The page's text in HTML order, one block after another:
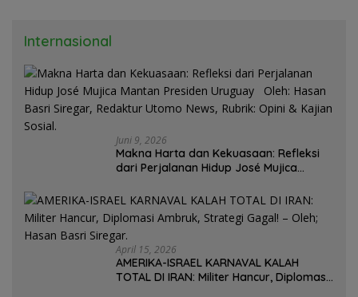
Internasional
Juni 9, 2026
Makna Harta dan Kekuasaan: Refleksi
dari Perjalanan Hidup José Mujica
Basri Siregar, Redaktur Utomo News,
Rubrik: Opini & Kajian Sosial.
April 15, 2026
AMERIKA-ISRAEL KARNAVAL KALAH
TOTAL DI IRAN: Militer Hancur, Diplomasi